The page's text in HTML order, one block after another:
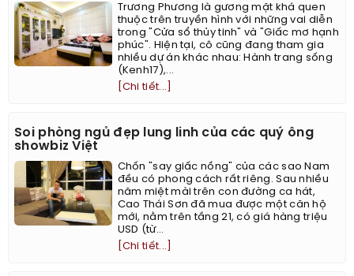
Trương Phương là gương mặt khá quen
thuộc trên truyền hình với những vai diễn
trong "Cửa sổ thủy tinh" và "Giấc mơ hạnh
phúc". Hiện tại, cô cũng đang tham gia
nhiều dự án khác nhau: Hành trang sống
(Kenh17),...
[Chi tiết...]
Soi phòng ngủ đẹp lung linh của các quý ông
showbiz Việt
Chốn "say giấc nồng" của các sao Nam
đều có phong cách rất riêng. Sau nhiều
năm miệt mài trên con đường ca hát,
Cao Thái Sơn đã mua được một căn hộ
mới, nằm trên tầng 21, có giá hàng triệu
USD (từ...
[Chi tiết...]